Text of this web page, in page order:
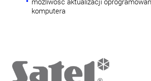
możliwość aktualizacji
komputera